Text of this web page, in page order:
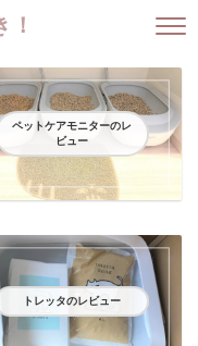
ペットケアモニターのレ
ビュー
トレッタのレビュー